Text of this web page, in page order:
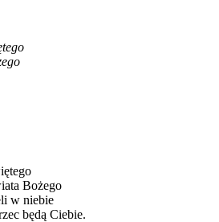
Bożego
w niebie
będą Ciebie.